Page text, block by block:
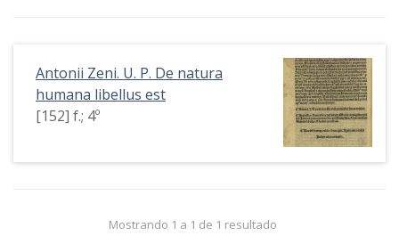
Antonii Zeni. U. P. De natura
humana libellus est
[152] f.; 4º
Mostrando 1 a 1 de 1 resultado